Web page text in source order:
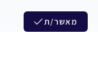
מאשר/ת